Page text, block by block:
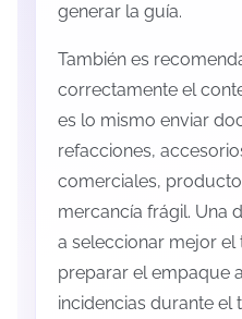
generar la guía.
También es
correctamente el
es lo mismo enviar
refacciones,
comerciales,
mercancía frágil. Una
a seleccionar mejor el
preparar el empaque
incidencias durante el